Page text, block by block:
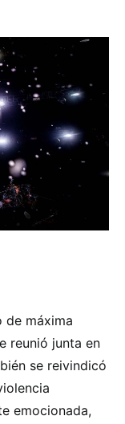
de máxima
reunió junta en
se reivindicó
emocionada,